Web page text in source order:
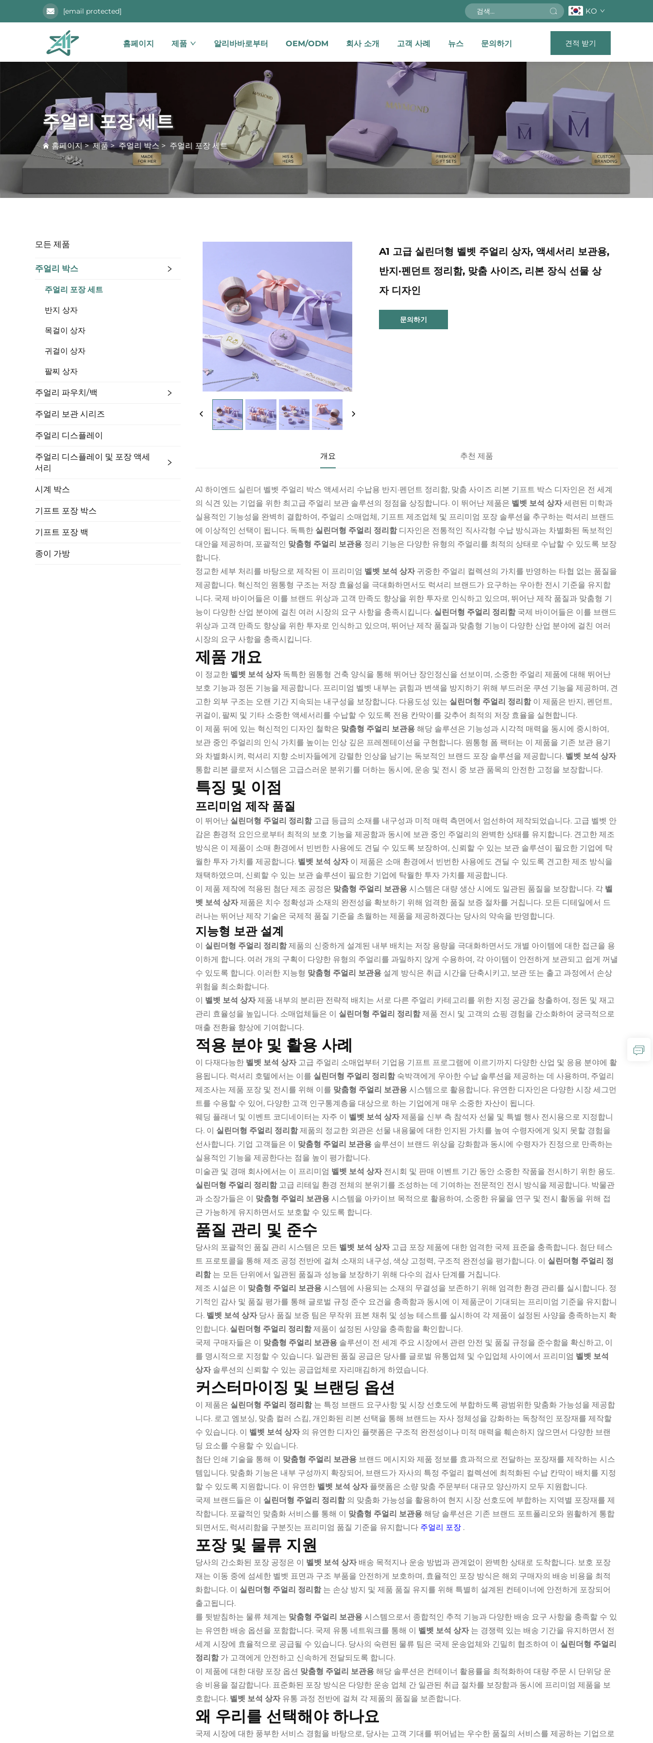
[email protected] KO
홈페이지 제품 알리바바로부터 OEM/ODM 회사 소개 고객 사례 뉴스 문의하기 견적 받기
주얼리 포장 세트
홈페이지>제품>주얼리 박스 > 주얼리 포장 세트
모든 제품
주얼리 박스
주얼리 포장 세트
반지 상자
목걸이 상자
귀걸이 상자
팔찌 상자
주얼리 파우치/백
주얼리 보관 시리즈
주얼리 디스플레이
주얼리 디스플레이 및 포장 액세
서리
시계 박스
기프트 포장 박스
기프트 포장 백
종이 가방
A1 고급 실린더형 벨벳 주얼리 상자, 액세서리 보관용,
반지·펜던트 정리함, 맞춤 사이즈, 리본 장식 선물 상
자 디자인
문의하기
개요 추천 제품
A1 하이엔드 실린더 벨벳 주얼리 박스 액세서리 수납용 반지·펜던트 정리함, 맞춤 사이즈 리본 기프트 박스 디자인은 전 세계
의 식견 있는 기업을 위한 최고급 주얼리 보관 솔루션의 정점을 상징합니다. 이 뛰어난 제품은 벨벳 보석 상자세련된 미학과
실용적인 기능성을 완벽히 결합하여, 주얼리 소매업체, 기프트 제조업체 및 프리미엄 포장 솔루션을 추구하는 럭셔리 브랜드
에 이상적인 선택이 됩니다. 독특한 실린더형 주얼리 정리함 디자인은 전통적인 직사각형 수납 방식과는 차별화된 독보적인
대안을 제공하며, 포괄적인 맞춤형 주얼리 보관용 정리 기능은 다양한 유형의 주얼리를 최적의 상태로 수납할 수 있도록 보장
합니다.
정교한 세부 처리를 바탕으로 제작된 이 프리미엄 벨벳 보석 상자 귀중한 주얼리 컬렉션의 가치를 반영하는 타협 없는 품질을
제공합니다. 혁신적인 원통형 구조는 저장 효율성을 극대화하면서도 럭셔리 브랜드가 요구하는 우아한 전시 기준을 유지합
니다. 국제 바이어들은 이를 브랜드 위상과 고객 만족도 향상을 위한 투자로 인식하고 있으며, 뛰어난 제작 품질과 맞춤형 기
능이 다양한 산업 분야에 걸친 여러 시장의 요구 사항을 충족시킵니다. 실린더형 주얼리 정리함 국제 바이어들은 이를 브랜드
위상과 고객 만족도 향상을 위한 투자로 인식하고 있으며, 뛰어난 제작 품질과 맞춤형 기능이 다양한 산업 분야에 걸친 여러
시장의 요구 사항을 충족시킵니다.
제품 개요
이 정교한 벨벳 보석 상자 독특한 원통형 건축 양식을 통해 뛰어난 장인정신을 선보이며, 소중한 주얼리 제품에 대해 뛰어난
보호 기능과 정돈 기능을 제공합니다. 프리미엄 벨벳 내부는 긁힘과 변색을 방지하기 위해 부드러운 쿠션 기능을 제공하며, 견
고한 외부 구조는 오랜 기간 지속되는 내구성을 보장합니다. 다용도성 있는 실린더형 주얼리 정리함 이 제품은 반지, 펜던트,
귀걸이, 팔찌 및 기타 소중한 액세서리를 수납할 수 있도록 전용 칸막이를 갖추어 최적의 저장 효율을 실현합니다.
이 제품 뒤에 있는 혁신적인 디자인 철학은 맞춤형 주얼리 보관용 해당 솔루션은 기능성과 시각적 매력을 동시에 중시하여,
보관 중인 주얼리의 인식 가치를 높이는 인상 깊은 프레젠테이션을 구현합니다. 원통형 폼 팩터는 이 제품을 기존 보관 용기
와 차별화시켜, 럭셔리 지향 소비자들에게 강렬한 인상을 남기는 독보적인 브랜드 포장 솔루션을 제공합니다. 벨벳 보석 상자
통합 리본 클로저 시스템은 고급스러운 분위기를 더하는 동시에, 운송 및 전시 중 보관 품목의 안전한 고정을 보장합니다.
특징 및 이점
프리미엄 제작 품질
이 뛰어난 실린더형 주얼리 정리함 고급 등급의 소재를 내구성과 미적 매력 측면에서 엄선하여 제작되었습니다. 고급 벨벳 안
감은 환경적 요인으로부터 최적의 보호 기능을 제공함과 동시에 보관 중인 주얼리의 완벽한 상태를 유지합니다. 견고한 제조
방식은 이 제품이 소매 환경에서 빈번한 사용에도 견딜 수 있도록 보장하여, 신뢰할 수 있는 보관 솔루션이 필요한 기업에 탁
월한 투자 가치를 제공합니다. 벨벳 보석 상자 이 제품은 소매 환경에서 빈번한 사용에도 견딜 수 있도록 견고한 제조 방식을
채택하였으며, 신뢰할 수 있는 보관 솔루션이 필요한 기업에 탁월한 투자 가치를 제공합니다.
이 제품 제작에 적용된 첨단 제조 공정은 맞춤형 주얼리 보관용 시스템은 대량 생산 시에도 일관된 품질을 보장합니다. 각 벨
벳 보석 상자제품은 치수 정확성과 소재의 완전성을 확보하기 위해 엄격한 품질 보증 절차를 거칩니다. 모든 디테일에서 드
러나는 뛰어난 제작 기술은 국제적 품질 기준을 초월하는 제품을 제공하겠다는 당사의 약속을 반영합니다.
지능형 보관 설계
이 실린더형 주얼리 정리함제품의 신중하게 설계된 내부 배치는 저장 용량을 극대화하면서도 개별 아이템에 대한 접근을 용
이하게 합니다. 여러 개의 구획이 다양한 유형의 주얼리를 과밀하지 않게 수용하여, 각 아이템이 안전하게 보관되고 쉽게 꺼낼
수 있도록 합니다. 이러한 지능형 맞춤형 주얼리 보관용 설계 방식은 취급 시간을 단축시키고, 보관 또는 출고 과정에서 손상
위험을 최소화합니다.
이 벨벳 보석 상자제품 내부의 분리판 전략적 배치는 서로 다른 주얼리 카테고리를 위한 지정 공간을 창출하여, 정돈 및 재고
관리 효율성을 높입니다. 소매업체들은 이 실린더형 주얼리 정리함제품 전시 및 고객의 쇼핑 경험을 간소화하여 궁극적으로
매출 전환율 향상에 기여합니다.
적용 분야 및 활용 사례
이 다재다능한 벨벳 보석 상자 고급 주얼리 소매업부터 기업용 기프트 프로그램에 이르기까지 다양한 산업 및 응용 분야에 활
용됩니다. 럭셔리 호텔에서는 이를 실린더형 주얼리 정리함 숙박객에게 우아한 수납 솔루션을 제공하는 데 사용하며, 주얼리
제조사는 제품 포장 및 전시를 위해 이를 맞춤형 주얼리 보관용 시스템으로 활용합니다. 유연한 디자인은 다양한 시장 세그먼
트를 수용할 수 있어, 다양한 고객 인구통계층을 대상으로 하는 기업에게 매우 소중한 자산이 됩니다.
웨딩 플래너 및 이벤트 코디네이터는 자주 이 벨벳 보석 상자제품을 신부 측 참석자 선물 및 특별 행사 전시용으로 지정합니
다. 이 실린더형 주얼리 정리함제품의 정교한 외관은 선물 내용물에 대한 인지된 가치를 높여 수령자에게 잊지 못할 경험을
선사합니다. 기업 고객들은 이 맞춤형 주얼리 보관용 솔루션이 브랜드 위상을 강화함과 동시에 수령자가 진정으로 만족하는
실용적인 기능을 제공한다는 점을 높이 평가합니다.
미술관 및 경매 회사에서는 이 프리미엄 벨벳 보석 상자 전시회 및 판매 이벤트 기간 동안 소중한 작품을 전시하기 위한 용도.
실린더형 주얼리 정리함 고급 리테일 환경 전체의 분위기를 조성하는 데 기여하는 전문적인 전시 방식을 제공합니다. 박물관
과 소장가들은 이 맞춤형 주얼리 보관용 시스템을 아카이브 목적으로 활용하여, 소중한 유물을 연구 및 전시 활동을 위해 접
근 가능하게 유지하면서도 보호할 수 있도록 합니다.
품질 관리 및 준수
당사의 포괄적인 품질 관리 시스템은 모든 벨벳 보석 상자 고급 포장 제품에 대한 엄격한 국제 표준을 충족합니다. 첨단 테스
트 프로토콜을 통해 제조 공정 전반에 걸쳐 소재의 내구성, 색상 고정력, 구조적 완전성을 평가합니다. 이 실린더형 주얼리 정
리함 는 모든 단위에서 일관된 품질과 성능을 보장하기 위해 다수의 검사 단계를 거칩니다.
제조 시설은 이 맞춤형 주얼리 보관용 시스템에 사용되는 소재의 무결성을 보존하기 위해 엄격한 환경 관리를 실시합니다. 정
기적인 감사 및 품질 평가를 통해 글로벌 규정 준수 요건을 충족함과 동시에 이 제품군이 기대되는 프리미엄 기준을 유지합니
다. 벨벳 보석 상자 당사 품질 보증 팀은 무작위 표본 채취 및 성능 테스트를 실시하여 각 제품이 설정된 사양을 충족하는지 확
인합니다. 실린더형 주얼리 정리함제품이 설정된 사양을 충족함을 확인합니다.
국제 구매자들은 이 맞춤형 주얼리 보관용 솔루션이 전 세계 주요 시장에서 관련 안전 및 품질 규정을 준수함을 확신하고, 이
를 명시적으로 지정할 수 있습니다. 일관된 품질 공급은 당사를 글로벌 유통업체 및 수입업체 사이에서 프리미엄 벨벳 보석
상자 솔루션의 신뢰할 수 있는 공급업체로 자리매김하게 하였습니다.
커스터마이징 및 브랜딩 옵션
이 제품은 실린더형 주얼리 정리함 는 특정 브랜드 요구사항 및 시장 선호도에 부합하도록 광범위한 맞춤화 가능성을 제공합
니다. 로고 엠보싱, 맞춤 컬러 스킴, 개인화된 리본 선택을 통해 브랜드는 자사 정체성을 강화하는 독창적인 포장재를 제작할
수 있습니다. 이 벨벳 보석 상자 의 유연한 디자인 플랫폼은 구조적 완전성이나 미적 매력을 훼손하지 않으면서 다양한 브랜
딩 요소를 수용할 수 있습니다.
첨단 인쇄 기술을 통해 이 맞춤형 주얼리 보관용 브랜드 메시지와 제품 정보를 효과적으로 전달하는 포장재를 제작하는 시스
템입니다. 맞춤화 기능은 내부 구성까지 확장되어, 브랜드가 자사의 특정 주얼리 컬렉션에 최적화된 수납 칸막이 배치를 지정
할 수 있도록 지원합니다. 이 유연한 벨벳 보석 상자 플랫폼은 소량 맞춤 주문부터 대규모 양산까지 모두 지원합니다.
국제 브랜드들은 이 실린더형 주얼리 정리함 의 맞춤화 가능성을 활용하여 현지 시장 선호도에 부합하는 지역별 포장재를 제
작합니다. 포괄적인 맞춤화 서비스를 통해 이 맞춤형 주얼리 보관용 해당 솔루션은 기존 브랜드 포트폴리오와 원활하게 통합
되면서도, 럭셔리함을 구분짓는 프리미엄 품질 기준을 유지합니다 주얼리 포장 .
포장 및 물류 지원
당사의 간소화된 포장 공정은 이 벨벳 보석 상자 배송 목적지나 운송 방법과 관계없이 완벽한 상태로 도착합니다. 보호 포장
재는 이동 중에 섬세한 벨벳 표면과 구조 부품을 안전하게 보호하며, 효율적인 포장 방식은 해외 구매자의 배송 비용을 최적
화합니다. 이 실린더형 주얼리 정리함 는 손상 방지 및 제품 품질 유지를 위해 특별히 설계된 컨테이너에 안전하게 포장되어
출고됩니다.
를 뒷받침하는 물류 체계는 맞춤형 주얼리 보관용 시스템으로서 종합적인 추적 기능과 다양한 배송 요구 사항을 충족할 수 있
는 유연한 배송 옵션을 포함합니다. 국제 유통 네트워크를 통해 이 벨벳 보석 상자 는 경쟁력 있는 배송 기간을 유지하면서 전
세계 시장에 효율적으로 공급될 수 있습니다. 당사의 숙련된 물류 팀은 국제 운송업체와 긴밀히 협조하여 이 실린더형 주얼리
정리함 가 고객에게 안전하고 신속하게 전달되도록 합니다.
이 제품에 대한 대량 포장 옵션 맞춤형 주얼리 보관용 해당 솔루션은 컨테이너 활용률을 최적화하여 대량 주문 시 단위당 운
송 비용을 절감합니다. 표준화된 포장 방식은 다양한 운송 업체 간 일관된 취급 절차를 보장함과 동시에 프리미엄 제품을 보
호합니다. 벨벳 보석 상자 유통 과정 전반에 걸쳐 각 제품의 품질을 보존합니다.
왜 우리를 선택해야 하나요
국제 시장에 대한 풍부한 서비스 경험을 바탕으로, 당사는 고객 기대를 뛰어넘는 우수한 품질의 서비스를 제공하는 기업으로